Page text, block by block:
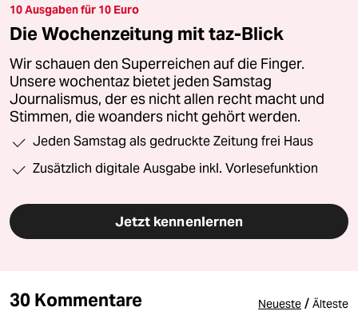
10 Ausgaben für 10 Euro
Die Wochenzeitung mit taz-Blick
Wir schauen den Superreichen auf die Finger.
Unsere wochentaz bietet jeden Samstag
Journalismus, der es nicht allen recht macht und
Stimmen, die woanders nicht gehört werden.
Jeden Samstag als gedruckte Zeitung frei Haus
Zusätzlich digitale Ausgabe inkl. Vorlesefunktion
Jetzt kennenlernen
30 Kommentare Neueste / Älteste